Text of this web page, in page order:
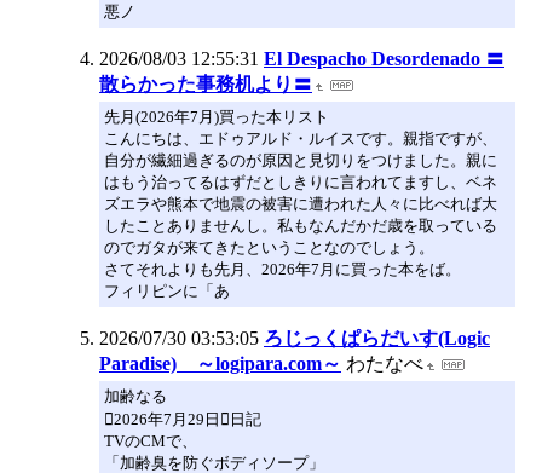
悪ノ
2026/08/03 12:55:31 El Despacho Desordenado 〓
散らかった事務机より〓
先月(2026年7月)買った本リスト
こんにちは、エドゥアルド・ルイスです。親指ですが、
自分が繊細過ぎるのが原因と見切りをつけました。親に
はもう治ってるはずだとしきりに言われてますし、ベネ
ズエラや熊本で地震の被害に遭われた人々に比べれば大
したことありませんし。私もなんだかだ歳を取っている
のでガタが来てきたということなのでしょう。
さてそれよりも先月、2026年7月に買った本をば。
フィリピンに「あ
2026/07/30 03:53:05 ろじっくぱらだいす(Logic
Paradise) ～logipara.com～ わたなべ
加齢なる
2026年7月29日日記
TVのCMで、
「加齢臭を防ぐボディソープ」